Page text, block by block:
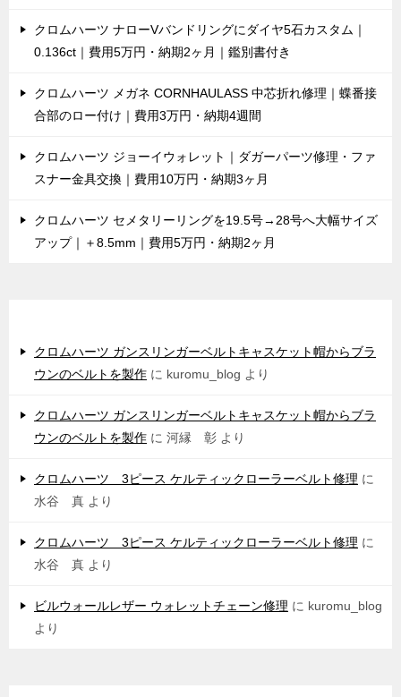
クロムハーツ ナローVバンドリングにダイヤ5石カスタム｜
0.136ct｜費用5万円・納期2ヶ月｜鑑別書付き
クロムハーツ メガネ CORNHAULASS 中芯折れ修理｜蝶番接
合部のロー付け｜費用3万円・納期4週間
クロムハーツ ジョーイウォレット｜ダガーパーツ修理・ファ
スナー金具交換｜費用10万円・納期3ヶ月
クロムハーツ セメタリーリングを19.5号→28号へ大幅サイズ
アップ｜＋8.5mm｜費用5万円・納期2ヶ月
クロムハーツ ガンスリンガーベルトキャスケット帽からブラ
ウンのベルトを製作 に kuromu_blog より
クロムハーツ ガンスリンガーベルトキャスケット帽からブラ
ウンのベルトを製作 に 河縁 彰 より
クロムハーツ 3ピース ケルティックローラーベルト修理 に
水谷 真 より
クロムハーツ 3ピース ケルティックローラーベルト修理 に
水谷 真 より
ビルウォールレザー ウォレットチェーン修理 に kuromu_blog
より